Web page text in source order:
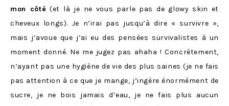
mon côté (et là je ne vous parle pas de glowy skin et
cheveux longs). Je n’irai pas jusqu’à dire « survivre »,
mais j’avoue que j’ai eu des pensées survivalistes à un
moment donné. Ne me jugez pas ahaha ! Concrètement,
n’ayant pas une hygiène de vie des plus saines (je ne fais
pas attention à ce que je mange, j’ingère énormément de
sucre, je ne bois jamais d’eau, je ne fais plus aucun